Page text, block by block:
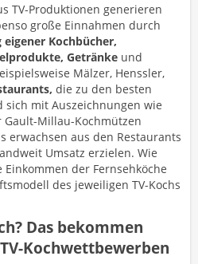
TV-Produktionen generieren
große Einnahmen durch
Kochbücher,
Getränke und
Mälzer, Henssler,
die zu den besten
sich mit Auszeichnungen wie
Millau-Kochmützen
erwachsen aus den Restaurants
Umsatz erzielen. Wie
der Fernsehköche
des jeweiligen TV-Kochs
Das bekommen
Kochwettbewerben